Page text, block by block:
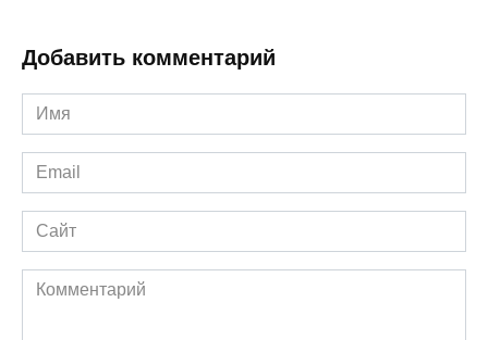
Добавить комментарий
Имя
Email
Сайт
Комментарий